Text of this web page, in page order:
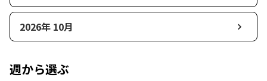
2026年 10月
週から選ぶ